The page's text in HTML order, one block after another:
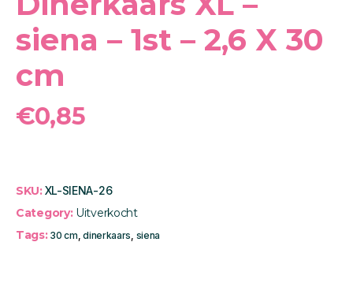
siena – 1st – 2,6 X 30
cm
€0,85
SKU:XL-SIENA-26
Category: Uitverkocht
Tags: 30 cm,dinerkaars, siena